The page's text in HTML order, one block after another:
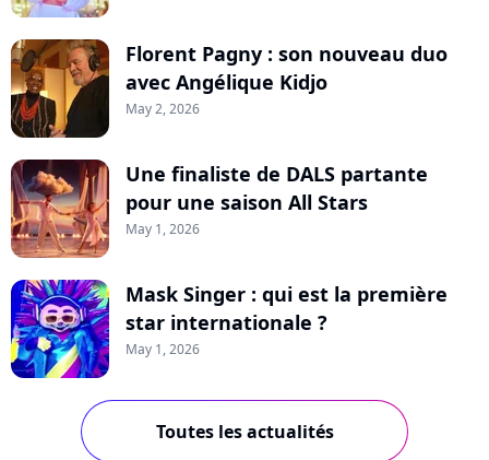
Florent Pagny : son nouveau duo
avec Angélique Kidjo
May 2, 2026
Une finaliste de DALS partante
pour une saison All Stars
May 1, 2026
Mask Singer : qui est la première
star internationale ?
May 1, 2026
Toutes les actualités